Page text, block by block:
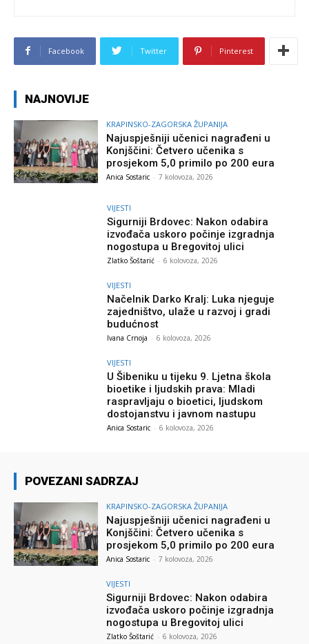
Facebook Twitter Pinterest
NAJNOVIJE
KRAPINSKO-ZAGORSKA ŽUPANIJA
Najuspješniji učenici nagrađeni u
Konjščini: Četvero učenika s
prosjekom 5,0 primilo po 200 eura
Anica Sostaric - 7 kolovoza, 2026
VIJESTI
Sigurniji Brdovec: Nakon odabira
izvođača uskoro počinje izgradnja
nogostupa u Bregovitoj ulici
Zlatko Šoštarić - 6 kolovoza, 2026
VIJESTI
Načelnik Darko Kralj: Luka njeguje
zajedništvo, ulaže u razvoj i gradi
budućnost
Ivana Crnoja - 6 kolovoza, 2026
VIJESTI
U Šibeniku u tijeku 9. Ljetna škola
bioetike i ljudskih prava: Mladi
raspravljaju o bioetici, ljudskom
dostojanstvu i javnom nastupu
Anica Sostaric - 6 kolovoza, 2026
POVEZANI SADRZAJ
KRAPINSKO-ZAGORSKA ŽUPANIJA
Najuspješniji učenici nagrađeni u
Konjščini: Četvero učenika s
prosjekom 5,0 primilo po 200 eura
Anica Sostaric - 7 kolovoza, 2026
VIJESTI
Sigurniji Brdovec: Nakon odabira
izvođača uskoro počinje izgradnja
nogostupa u Bregovitoj ulici
Zlatko Šoštarić - 6 kolovoza, 2026